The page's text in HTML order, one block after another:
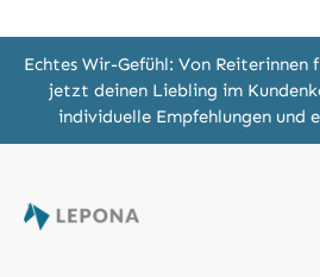
Echtes Wir-Gefühl: Von Reiterinnen
jetzt deinen Liebling im
individuelle Empfehlungen und